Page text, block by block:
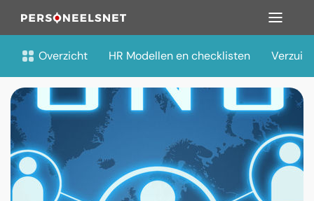
Overzicht HR Modellen en checklisten